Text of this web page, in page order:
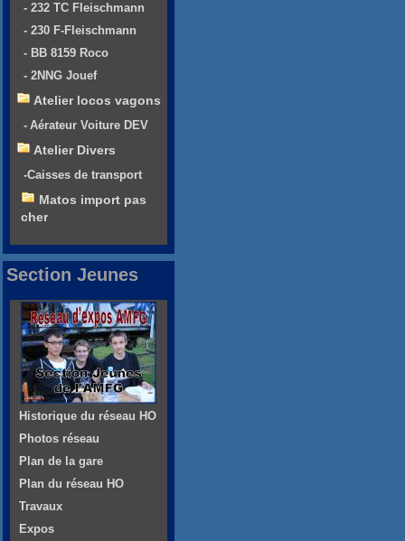
- 232 TC Fleischmann
- 230 F-Fleischmann
- BB 8159 Roco
- 2NNG Jouef
Atelier locos vagons
- Aérateur Voiture DEV
Atelier Divers
-Caisses de transport
Matos import pas
cher
Section Jeunes
Historique du réseau HO
Photos réseau
Plan de la gare
Plan du réseau HO
Travaux
Expos